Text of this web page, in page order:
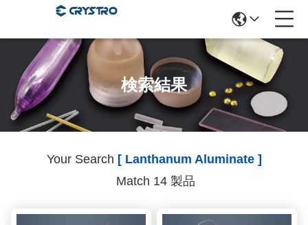
検索結果
Your Search [ Lanthanum Aluminate ]
Match 14 製品